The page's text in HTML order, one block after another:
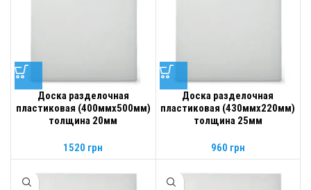
Доска разделочная
пластиковая (400ммх500мм)
толщина 20мм
1520 грн
Доска разделочная
пластиковая (430ммх220мм)
толщина 25мм
960 грн